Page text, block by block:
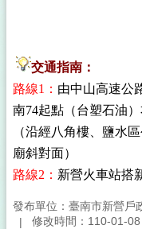
交通指南：
路線1： 由中山高速公
南74起點（台塑石油
（沿經八角樓、鹽水
廟斜對面）
路線2： 新營火車站搭
發布單位：臺南市新營戶
修改時間：110-01-08